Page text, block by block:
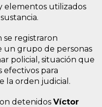
elementos utilizados
registraron
un grupo de personas
policial, situación que
efectivos para
la orden judicial.
detenidos Víctor